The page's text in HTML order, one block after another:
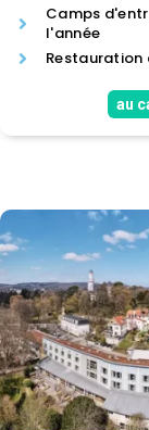
Camps
l'année
au